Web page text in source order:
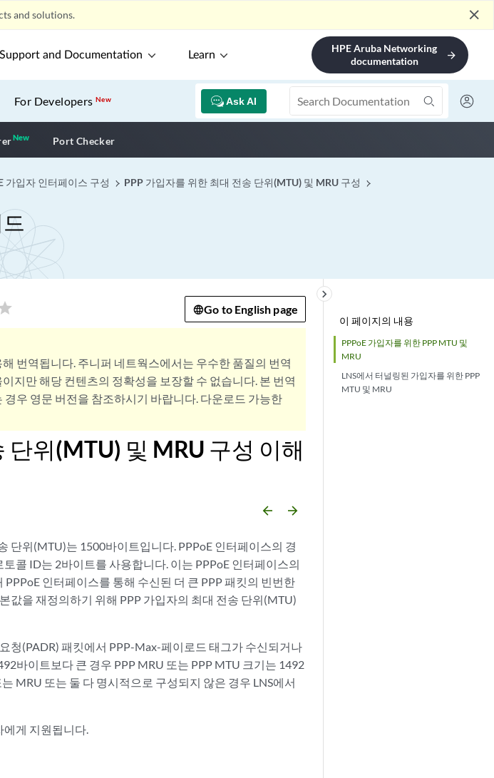
and solutions. close
Support and Documentation Learn
HPE Aruba Networking
documentation
arrow_forward
Ask AI
For DevelopersNew
NewNew application
Port Checker
가입자 인터페이스 구성 PPP 가입자를 위한 최대 전송 단위(MTU) 및 MRU 구성
이 페이지의 내용
PPPoE 가입자를 위한 PPP MTU 및
MRU
LNS에서 터널링된 가입자를 위한 PPP
MTU 및 MRU
keyboard_arrow_right
Go to English page
번역됩니다. 주니퍼 네트웍스에서는 우수한 품질의 번역
지만 해당 컨텐츠의 정확성을 보장할 수 없습니다. 본 번역
우 영문 버전을 참조하시기 바랍니다. 다운로드 가능한
단위(MTU) 및 MRU 구성 이해
arrow_backward arrow_forward
단위(MTU)는 1500바이트입니다. PPPoE 인터페이스의 경
콜 ID는 2바이트를 사용합니다. 이는 PPPoE 인터페이스의
인터페이스를 통해 수신된 더 큰 PPP 패킷의 빈번한
값을 재정의하기 위해 PPP 가입자의 최대 전송 단위(MTU)
청(PADR) 패킷에서 PPP-Max-페이로드 태그가 수신되거나
바이트보다 큰 경우 PPP MRU 또는 PPP MTU 크기는 1492
MRU 또는 둘 다 명시적으로 구성되지 않은 경우 LNS에서
에게 지원됩니다.